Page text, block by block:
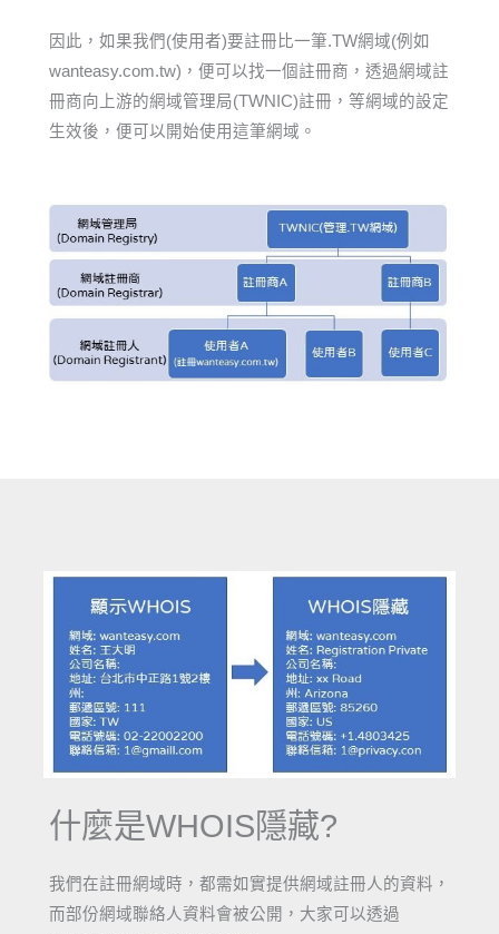
因此，如果我們(使用者)要註冊比一筆.TW網域(例如
wanteasy.com.tw)，便可以找一個註冊商，透過網域註
冊商向上游的網域管理局(TWNIC)註冊，等網域的設定
生效後，便可以開始使用這筆網域。
什麼是WHOIS隱藏?
我們在註冊網域時，都需如實提供網域註冊人的資料，
而部份網域聯絡人資料會被公開，大家可以透過